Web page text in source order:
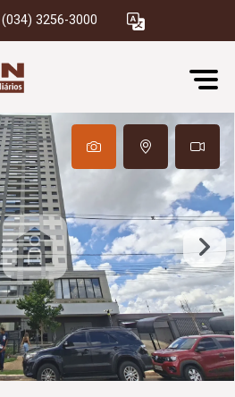
(034) 3256-3000